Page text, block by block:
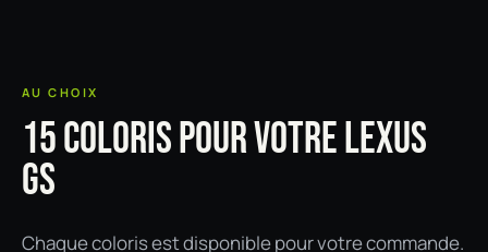
AU CHOIX
15 COLORIS POUR VOTRE LEXUS
GS
Chaque coloris est disponible pour votre commande.